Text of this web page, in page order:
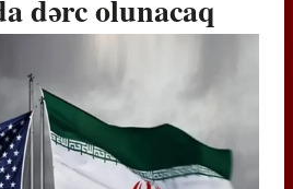
dərc olunacaq